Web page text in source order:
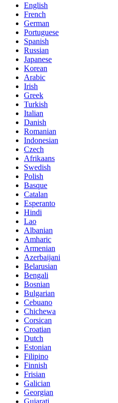
English
French
German
Portuguese
Spanish
Russian
Japanese
Korean
Arabic
Irish
Greek
Turkish
Italian
Danish
Romanian
Indonesian
Czech
Afrikaans
Swedish
Polish
Basque
Catalan
Esperanto
Hindi
Lao
Albanian
Amharic
Armenian
Azerbaijani
Belarusian
Bengali
Bosnian
Bulgarian
Cebuano
Chichewa
Corsican
Croatian
Dutch
Estonian
Filipino
Finnish
Frisian
Galician
Georgian
Gujarati